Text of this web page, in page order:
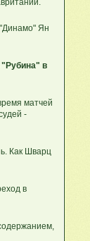
Ян
в
матчей
-
Как Шварц
в